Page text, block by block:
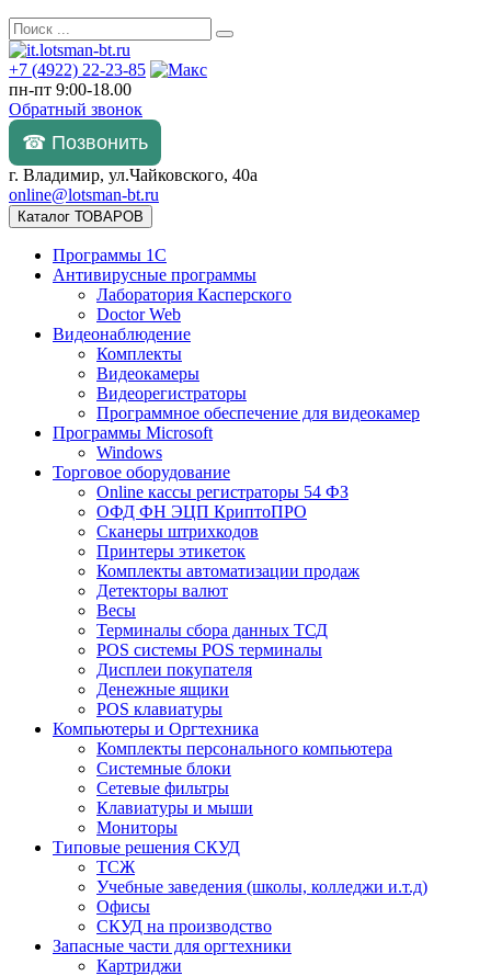
+7 (4922) 22-23-85
пн-пт 9:00-18.00
Обратный звонок
☎ Позвонить
г. Владимир, ул.Чайковского, 40а
online@lotsman-bt.ru
Каталог ТОВАРОВ
Программы 1С
Антивирусные программы
Лаборатория Касперского
Doctor Web
Видеонаблюдение
Комплекты
Видеокамеры
Видеорегистраторы
Программное обеспечение для видеокамер
Программы Microsoft
Windows
Торговое оборудование
Online кассы регистраторы 54 ФЗ
ОФД ФН ЭЦП КриптоПРО
Сканеры штрихкодов
Принтеры этикеток
Комплекты автоматизации продаж
Детекторы валют
Весы
Терминалы сбора данных ТСД
POS системы POS терминалы
Дисплеи покупателя
Денежные ящики
POS клавиатуры
Компьютеры и Оргтехника
Комплекты персонального компьютера
Системные блоки
Сетевые фильтры
Клавиатуры и мыши
Мониторы
Типовые решения СКУД
ТСЖ
Учебные заведения (школы, колледжи и.т.д)
Офисы
СКУД на производство
Запасные части для оргтехники
Картриджи